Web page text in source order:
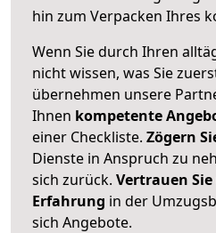
hin zum Verpacken Ihres
Wenn Sie durch Ihren
nicht wissen, was Sie
übernehmen unsere
Ihnen kompetente
einer Checkliste. Zögern
Dienste in Anspruch zu
sich zurück. Vertrauen
Erfahrung in der
sich Angebote.